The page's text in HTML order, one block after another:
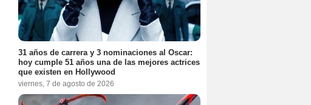
31 años de carrera y 3 nominaciones al Oscar:
hoy cumple 51 años una de las mejores actrices
que existen en Hollywood
viernes, 7 de agosto de 2026